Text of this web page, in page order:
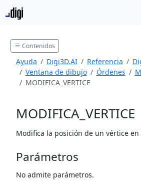
Contenidos
Ayuda Digi3D.AI Referencia
Ventana de dibujo
Órdenes
M
MODIFICA_VERTICE
MODIFICA_VERTICE
Modifica la posición de un vértice
Parámetros
No admite parámetros.